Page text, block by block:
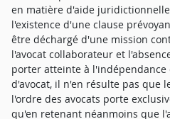
en matière d'aide
l'existence d'une clause
être déchargé d'une mission
l'avocat collaborateur et
porter atteinte à
d'avocat, il n'en résulte pas que
l'ordre des avocats porte
qu'en retenant néanmoins que